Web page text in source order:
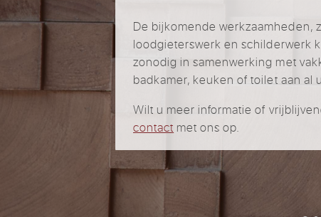
De bijkomende werkzaamheden,
loodgieterswerk en schilderwerk
zonodig in samenwerking met
badkamer, keuken of toilet aan al
Wilt u meer informatie of
contact met ons op.